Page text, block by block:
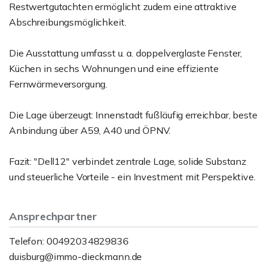
Restwertgutachten ermöglicht zudem eine attraktive
Abschreibungsmöglichkeit.
Die Ausstattung umfasst u. a. doppelverglaste Fenster,
Küchen in sechs Wohnungen und eine effiziente
Fernwärmeversorgung.
Die Lage überzeugt: Innenstadt fußläufig erreichbar, beste
Anbindung über A59, A40 und ÖPNV.
Fazit: "Dell12" verbindet zentrale Lage, solide Substanz
und steuerliche Vorteile - ein Investment mit Perspektive.
Ansprechpartner
Telefon: 00492034829836
duisburg@immo-dieckmann.de